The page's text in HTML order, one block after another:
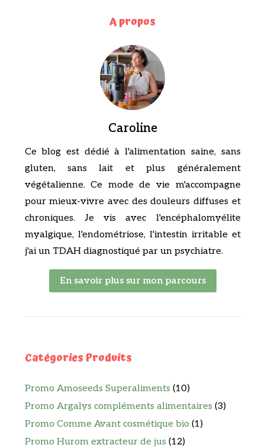
A propos
Caroline
Ce blog est dédié à l'alimentation saine, sans
gluten, sans lait et plus généralement
végétalienne. Ce mode de vie m'accompagne
pour mieux-vivre avec des douleurs diffuses et
chroniques. Je vis avec l'encéphalomyélite
myalgique, l'endométriose, l'intestin irritable et
j'ai un TDAH diagnostiqué par un psychiatre.
En savoir plus sur mon parcours
Catégories Produits
Promo Amoseeds Superaliments (10)
Promo Argalys compléments alimentaires (3)
Promo Comme Avant cosmétique bio (1)
Promo Hurom extracteur de jus (12)